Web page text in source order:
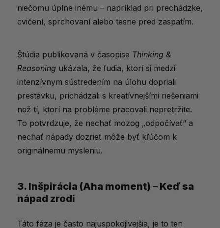
niečomu úplne inému – napríklad pri prechádzke,
cvičení, sprchovaní alebo tesne pred zaspatím.
Štúdia publikovaná v časopise Thinking &
Reasoning ukázala, že ľudia, ktorí si medzi
intenzívnym sústredením na úlohu dopriali
prestávku, prichádzali s kreatívnejšími riešeniami
než tí, ktorí na probléme pracovali nepretržite.
To potvrdzuje, že nechať mozog „odpočívať“ a
nechať nápady dozrieť môže byť kľúčom k
originálnemu mysleniu.
3. Inšpirácia (Aha moment) – Keď sa
nápad zrodí
Táto fáza je často najuspokojivejšia, je to ten